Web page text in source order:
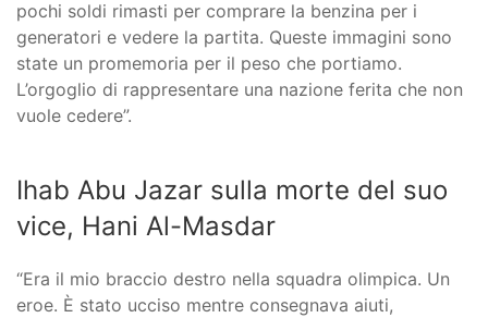
pochi soldi rimasti per comprare la benzina per i
generatori e vedere la partita. Queste immagini sono
state un promemoria per il peso che portiamo.
L’orgoglio di rappresentare una nazione ferita che non
vuole cedere”.
Ihab Abu Jazar sulla morte del suo
vice, Hani Al-Masdar
“Era il mio braccio destro nella squadra olimpica. Un
eroe. È stato ucciso mentre consegnava aiuti,